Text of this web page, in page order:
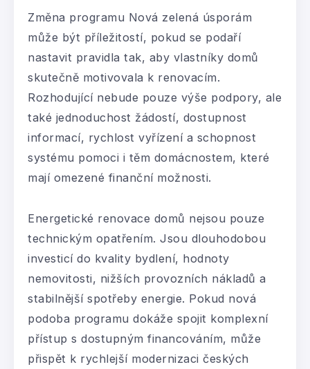
Změna programu Nová zelená úsporám
může být příležitostí, pokud se podaří
nastavit pravidla tak, aby vlastníky domů
skutečně motivovala k renovacím.
Rozhodující nebude pouze výše podpory, ale
také jednoduchost žádostí, dostupnost
informací, rychlost vyřízení a schopnost
systému pomoci i těm domácnostem, které
mají omezené finanční možnosti.
Energetické renovace domů nejsou pouze
technickým opatřením. Jsou dlouhodobou
investicí do kvality bydlení, hodnoty
nemovitosti, nižších provozních nákladů a
stabilnější spotřeby energie. Pokud nová
podoba programu dokáže spojit komplexní
přístup s dostupným financováním, může
přispět k rychlejší modernizaci českých